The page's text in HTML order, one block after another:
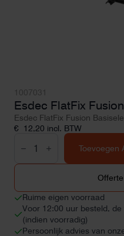
Esdec FlatFix
Esdec FlatFix Fusion
€ 12,20 incl. BTW
FlatFix
Fusion
Basiselement
Toevoegen
Ruime eigen voorraad
Voor 12:00 uur besteld,
(indien voorradig)
Persoonlijk advies van